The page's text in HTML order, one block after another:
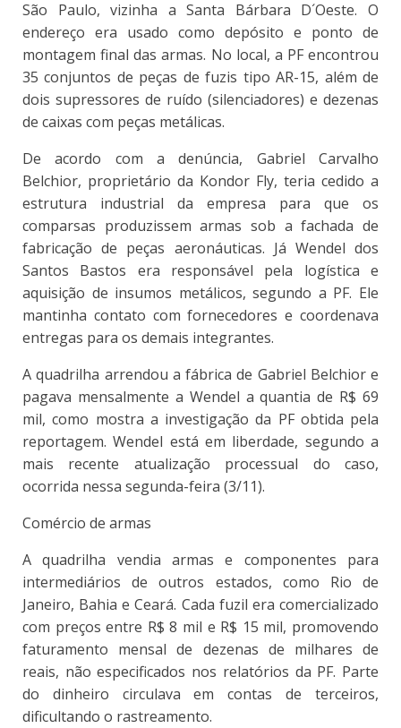
São Paulo, vizinha a Santa Bárbara D´Oeste. O
endereço era usado como depósito e ponto de
montagem final das armas. No local, a PF encontrou
35 conjuntos de peças de fuzis tipo AR-15, além de
dois supressores de ruído (silenciadores) e dezenas
de caixas com peças metálicas.
De acordo com a denúncia, Gabriel Carvalho
Belchior, proprietário da Kondor Fly, teria cedido a
estrutura industrial da empresa para que os
comparsas produzissem armas sob a fachada de
fabricação de peças aeronáuticas. Já Wendel dos
Santos Bastos era responsável pela logística e
aquisição de insumos metálicos, segundo a PF. Ele
mantinha contato com fornecedores e coordenava
entregas para os demais integrantes.
A quadrilha arrendou a fábrica de Gabriel Belchior e
pagava mensalmente a Wendel a quantia de R$ 69
mil, como mostra a investigação da PF obtida pela
reportagem. Wendel está em liberdade, segundo a
mais recente atualização processual do caso,
ocorrida nessa segunda-feira (3/11).
Comércio de armas
A quadrilha vendia armas e componentes para
intermediários de outros estados, como Rio de
Janeiro, Bahia e Ceará. Cada fuzil era comercializado
com preços entre R$ 8 mil e R$ 15 mil, promovendo
faturamento mensal de dezenas de milhares de
reais, não especificados nos relatórios da PF. Parte
do dinheiro circulava em contas de terceiros,
dificultando o rastreamento.